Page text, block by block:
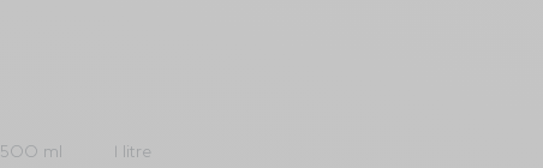
500 ml 1 litre